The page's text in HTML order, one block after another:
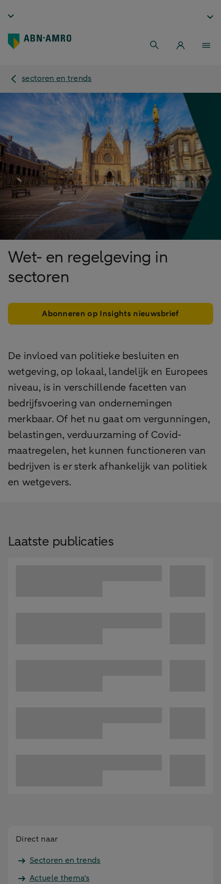
sectoren en trends
Wet- en regelgeving in
sectoren
Abonneren op Insights nieuwsbrief
De invloed van politieke besluiten en
wetgeving, op lokaal, landelijk en Europees
niveau, is in verschillende facetten van
bedrijfsvoering van ondernemingen
merkbaar. Of het nu gaat om vergunningen,
belastingen, verduurzaming of Covid-
maatregelen, het kunnen functioneren van
bedrijven is er sterk afhankelijk van politiek
en wetgevers.
Laatste publicaties
Direct naar
Sectoren en trends
Actuele thema's